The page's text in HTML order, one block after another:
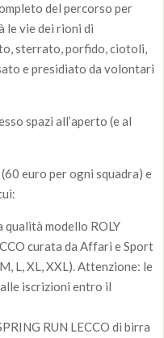
del percorso per
le vie dei rioni di
sterrato, porfido, ciotoli,
e presidiato da volontari
spazi all’aperto (e al
euro per ogni squadra) e
modello ROLY
curata da Affari e Sport
L, XL, XXL). Attenzione: le
iscrizioni entro il
RUN LECCO di birra